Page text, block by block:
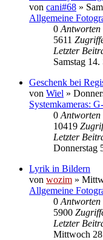
von cani#68 »
Allgemeine
0 Antworten
5611
Letzter
Samstag
Geschenk bei
von Wiel »
Systemkameras:
0 Antworten
10419
Letzter
Donnerstag
Lyrik in Bildern
von wozim »
Allgemeine
0 Antworten
5900
Letzter
Mittwoch